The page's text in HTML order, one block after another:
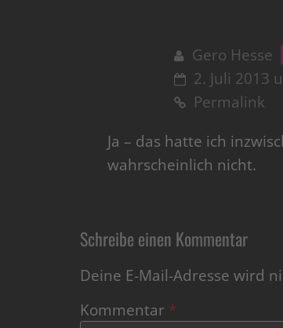
Gero Hesse
2. Juli 2013
Permalink
Ja – das hatte ich
wahrscheinlich nicht.
Schreibe einen Kommentar
Deine E-Mail-Adresse wird
Kommentar *